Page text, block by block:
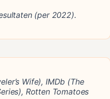
(per 2022).
Wife), IMDb (The
Rotten Tomatoes